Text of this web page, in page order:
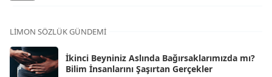
Ara 2025
Kas 2025
Eki 2025
Eyl 2025 [56]
LIMON SÖZLÜK GÜNDEMI
İkinci Beyniniz Aslında Bağırsaklarımızda mı?
Bilim İnsanlarını Şaşırtan Gerçekler